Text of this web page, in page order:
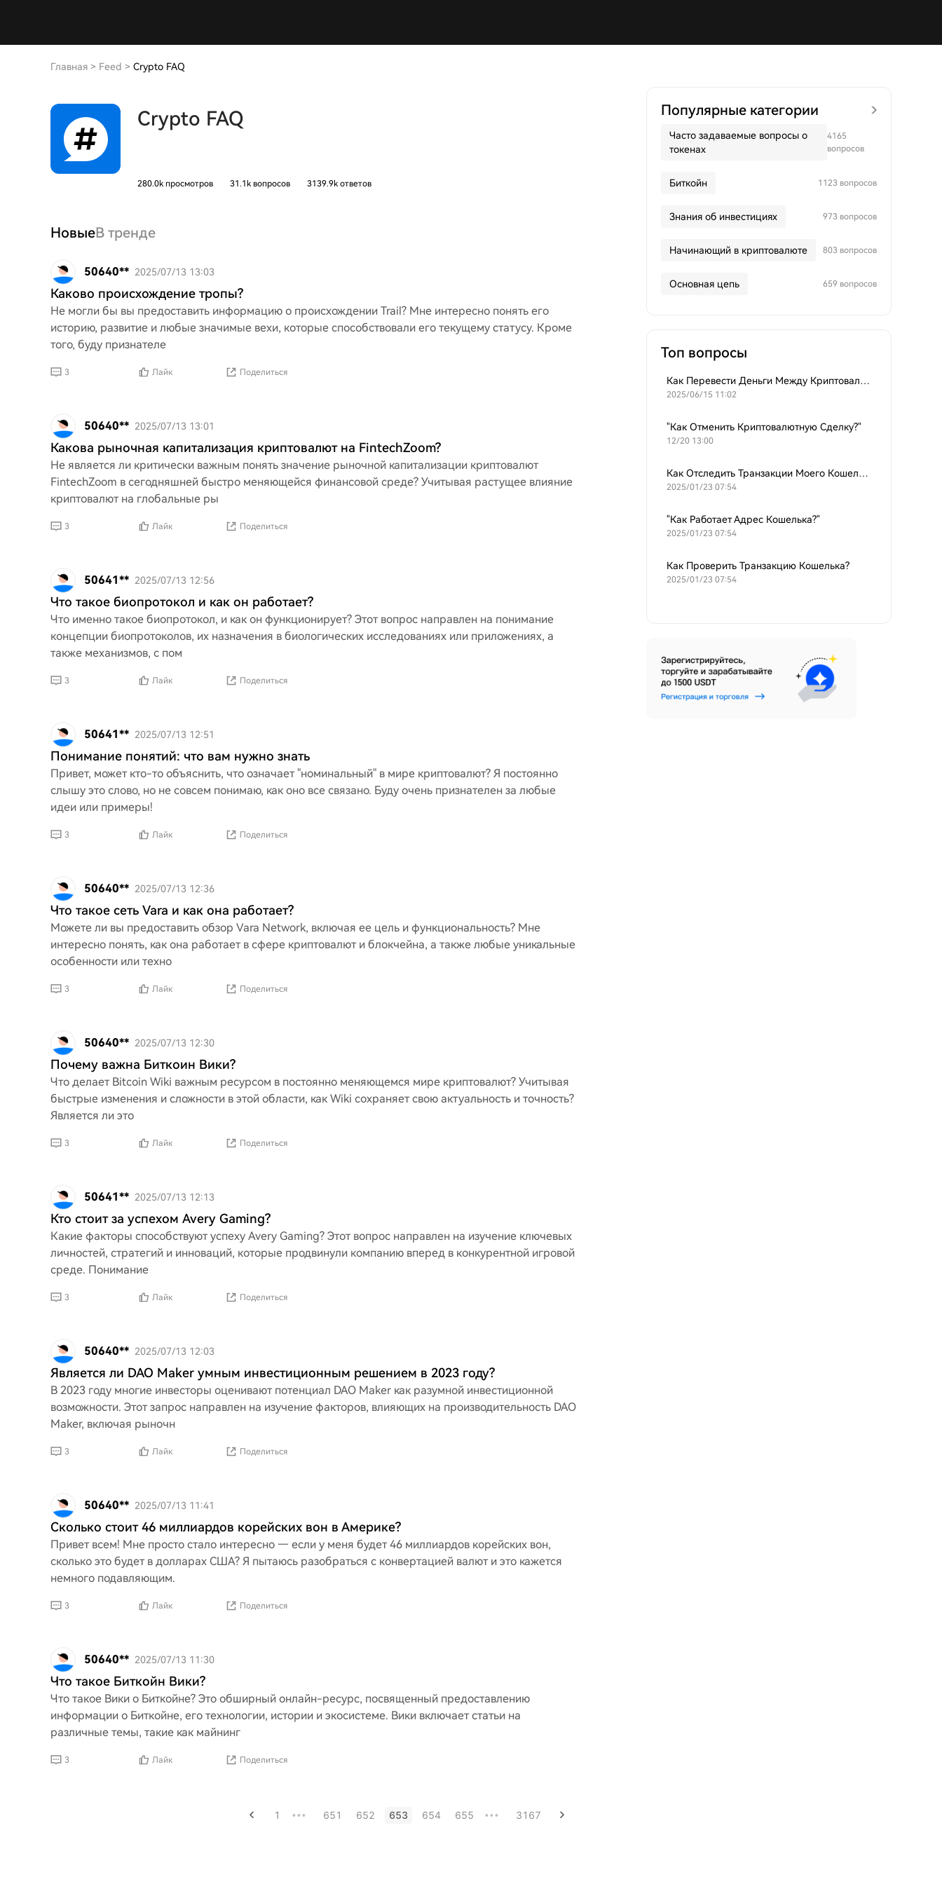
Главная > Feed > Crypto FAQ
Crypto FAQ
280.0k просмотров 31.1k вопросов 3139.9k ответов
НовыеВ тренде
50640** 2025/07/13 13:03
Каково происхождение тропы?
Не могли бы вы предоставить информацию о происхождении Trail? Мне интересно понять его
историю, развитие и любые значимые вехи, которые способствовали его текущему статусу. Кроме
того, буду признателе
3 Лайк Поделиться
50640** 2025/07/13 13:01
Какова рыночная капитализация криптовалют на FintechZoom?
Не является ли критически важным понять значение рыночной капитализации криптовалют
FintechZoom в сегодняшней быстро меняющейся финансовой среде? Учитывая растущее влияние
криптовалют на глобальные ры
3 Лайк Поделиться
50641** 2025/07/13 12:56
Что такое биопротокол и как он работает?
Что именно такое биопротокол, и как он функционирует? Этот вопрос направлен на понимание
концепции биопротоколов, их назначения в биологических исследованиях или приложениях, а
также механизмов, с пом
3 Лайк Поделиться
50641** 2025/07/13 12:51
Понимание понятий: что вам нужно знать
Привет, может кто-то объяснить, что означает "номинальный" в мире криптовалют? Я постоянно
слышу это слово, но не совсем понимаю, как оно все связано. Буду очень признателен за любые
идеи или примеры!
3 Лайк Поделиться
50640** 2025/07/13 12:36
Что такое сеть Vara и как она работает?
Можете ли вы предоставить обзор Vara Network, включая ее цель и функциональность? Мне
интересно понять, как она работает в сфере криптовалют и блокчейна, а также любые уникальные
особенности или техно
3 Лайк Поделиться
50640** 2025/07/13 12:30
Почему важна Биткоин Вики?
Что делает Bitcoin Wiki важным ресурсом в постоянно меняющемся мире криптовалют? Учитывая
быстрые изменения и сложности в этой области, как Wiki сохраняет свою актуальность и точность?
Является ли это
3 Лайк Поделиться
50641** 2025/07/13 12:13
Кто стоит за успехом Avery Gaming?
Какие факторы способствуют успеху Avery Gaming? Этот вопрос направлен на изучение ключевых
личностей, стратегий и инноваций, которые продвинули компанию вперед в конкурентной игровой
среде. Понимание
3 Лайк Поделиться
50640** 2025/07/13 12:03
Является ли DAO Maker умным инвестиционным решением в 2023 году?
В 2023 году многие инвесторы оценивают потенциал DAO Maker как разумной инвестиционной
возможности. Этот запрос направлен на изучение факторов, влияющих на производительность DAO
Maker, включая рыночн
3 Лайк Поделиться
50640** 2025/07/13 11:41
Сколько стоит 46 миллиардов корейских вон в Америке?
Привет всем! Мне просто стало интересно — если у меня будет 46 миллиардов корейских вон,
сколько это будет в долларах США? Я пытаюсь разобраться с конвертацией валют и это кажется
немного подавляющим.
3 Лайк Поделиться
50640** 2025/07/13 11:30
Что такое Биткойн Вики?
Что такое Вики о Биткойне? Это обширный онлайн-ресурс, посвященный предоставлению
информации о Биткойне, его технологии, истории и экосистеме. Вики включает статьи на
различные темы, такие как майнинг
3 Лайк Поделиться
1 ••• 651 652 653 654 655 ••• 3167
Популярные категории
Часто задаваемые вопросы о
токенах
4165
вопросов
Биткойн 1123 вопросов
Знания об инвестициях 973 вопросов
Начинающий в криптовалюте 803 вопросов
Основная цепь 659 вопросов
Топ вопросы
Как Перевести Деньги Между Криптовалютными Кошельками?
2025/06/15 11:02
"Как Отменить Криптовалютную Сделку?"
12/20 13:00
Как Отследить Транзакции Моего Кошелька?
2025/01/23 07:54
"Как Работает Адрес Кошелька?"
2025/01/23 07:54
Как Проверить Транзакцию Кошелька?
2025/01/23 07:54